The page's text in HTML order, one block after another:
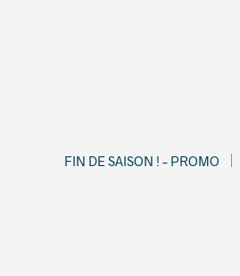
FIN DE SAISON ! – PROMO